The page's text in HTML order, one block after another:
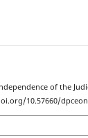
of the
10.57660/